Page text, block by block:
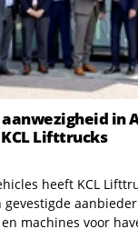
in
Lifttrucks
heeft KCL
gevestigde
machines voor